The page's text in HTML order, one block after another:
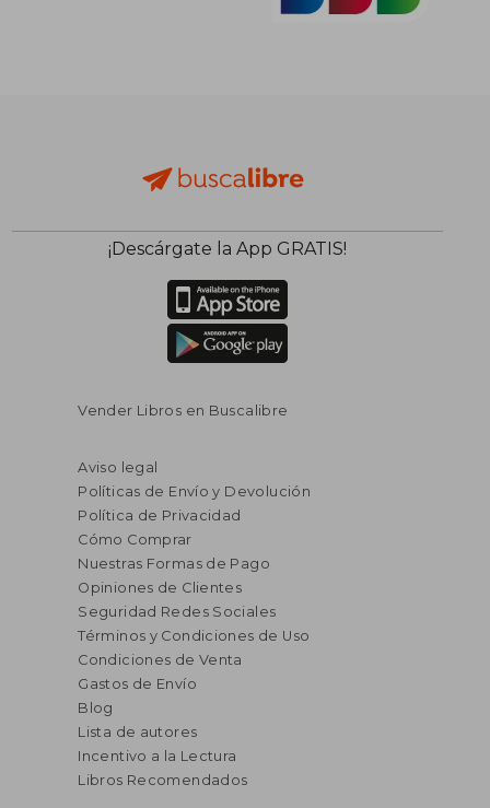
¡Descárgate la App GRATIS!
Vender Libros en Buscalibre
Aviso legal
Políticas de Envío y Devolución
Política de Privacidad
Cómo Comprar
Nuestras Formas de Pago
Opiniones de Clientes
Seguridad Redes Sociales
Términos y Condiciones de Uso
Condiciones de Venta
Gastos de Envío
Blog
Lista de autores
Incentivo a la Lectura
Libros Recomendados